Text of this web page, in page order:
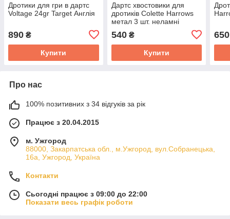
Дротики для гри в дартс
Voltage 24gr Target Англія
890 ₴
Купити
Дартс хвостовики для
дротиків Colette Harrows
метал 3 шт. неламні
540₴
Купити
650
Про нас
100% позитивних з 34 відгуків за рік
Працює з 20.04.2015
м. Ужгород
88000, Закарпатська обл., м.Ужгород, вул.Собранецька,
16а, Ужгород, Україна
Контакти
Сьогодні працює з 09:00 до 22:00
Показати весь графік роботи